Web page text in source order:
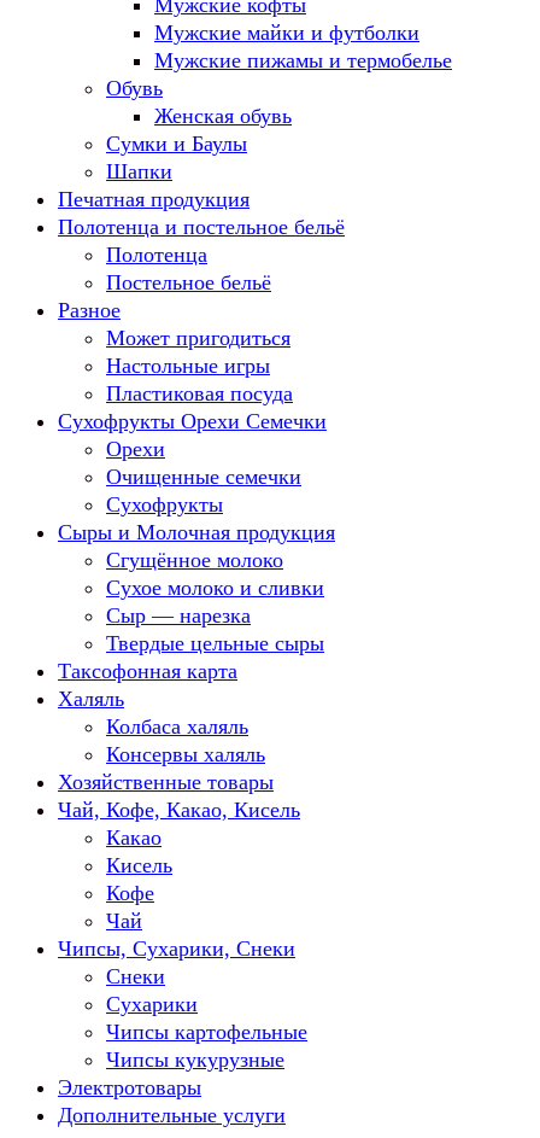
Мужские кофты
Мужские майки и футболки
Мужские пижамы и термобелье
Обувь
Женская обувь
Сумки и Баулы
Шапки
Печатная продукция
Полотенца и постельное бельё
Полотенца
Постельное бельё
Разное
Может пригодиться
Настольные игры
Пластиковая посуда
Сухофрукты Орехи Семечки
Орехи
Очищенные семечки
Сухофрукты
Сыры и Молочная продукция
Сгущённое молоко
Сухое молоко и сливки
Сыр — нарезка
Твердые цельные сыры
Таксофонная карта
Халяль
Колбаса халяль
Консервы халяль
Хозяйственные товары
Чай, Кофе, Какао, Кисель
Какао
Кисель
Кофе
Чай
Чипсы, Сухарики, Снеки
Снеки
Сухарики
Чипсы картофельные
Чипсы кукурузные
Электротовары
Дополнительные услуги